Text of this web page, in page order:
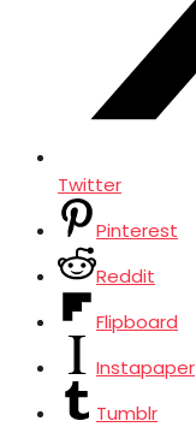
Twitter
Pinterest
Reddit
Flipboard
Instapaper
Tumblr